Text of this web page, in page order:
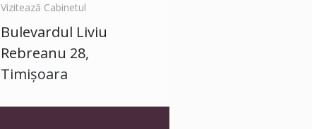
Vizitează Cabinetul
Bulevardul Liviu
Rebreanu 28,
Timișoara